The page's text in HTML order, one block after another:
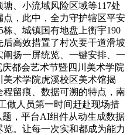
、小流域风险区域等117处
，此中，全力守护辖区平安
、城镇国有地盘上衡宇190
高效措置了村次要干道滑坡
扬一屏统览、一键安排、一
都会艺术节暨四川美术学院
术学院虎溪校区美术馆揭
留痕、数据可溯的特点，南
做人员第一时间赶赴现场措
，平台AI组件从动生成数据
。让每一次实和都成为能力